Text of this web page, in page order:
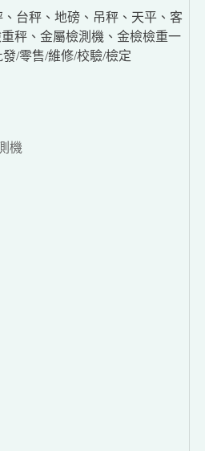
台秤、地磅、吊秤、天平、客
秤、金屬檢測機、金檢檢重一
/零售/維修/校驗/檢定
機